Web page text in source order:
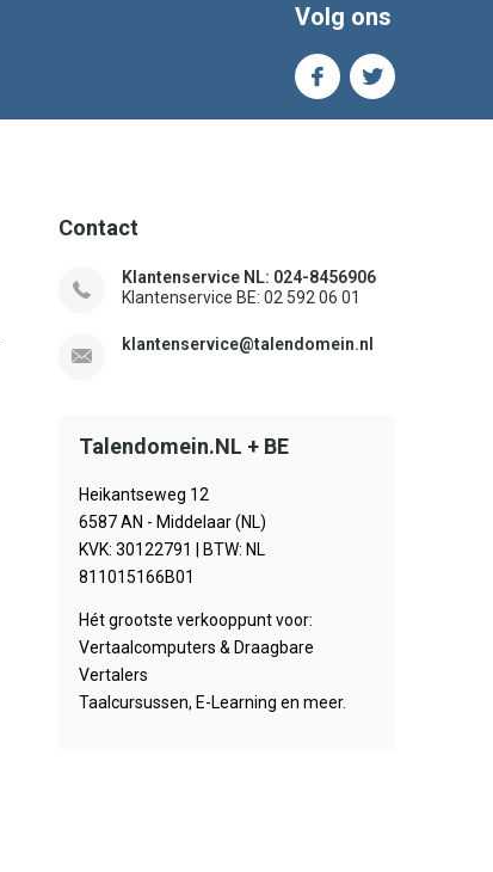
Volg ons
Contact
Klantenservice NL: 024-8456906
Klantenservice BE: 02 592 06 01
klantenservice@talendomein.nl
Talendomein.NL + BE
Heikantseweg 12
6587 AN - Middelaar (NL)
KVK: 30122791 | BTW: NL
811015166B01
Hét grootste verkooppunt voor:
Vertaalcomputers & Draagbare
Vertalers
Taalcursussen, E-Learning en meer.